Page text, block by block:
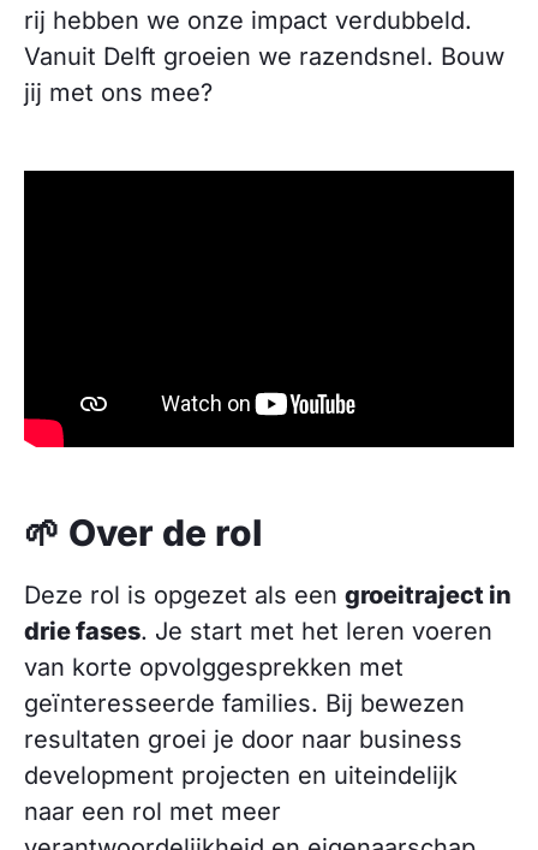
rij hebben we onze impact verdubbeld.
Vanuit Delft groeien we razendsnel. Bouw
jij met ons mee?
🌱 Over de rol
Deze rol is opgezet als een groeitraject in
drie fases. Je start met het leren voeren
van korte opvolg­gesprekken met
geïnteresseerde families. Bij bewezen
resultaten groei je door naar business
development projecten en uiteindelijk
naar een rol met meer